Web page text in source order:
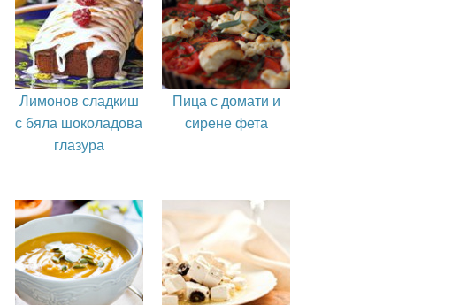
Лимонов сладкиш
с бяла шоколадова
глазура
Пица с домати и
сирене фета